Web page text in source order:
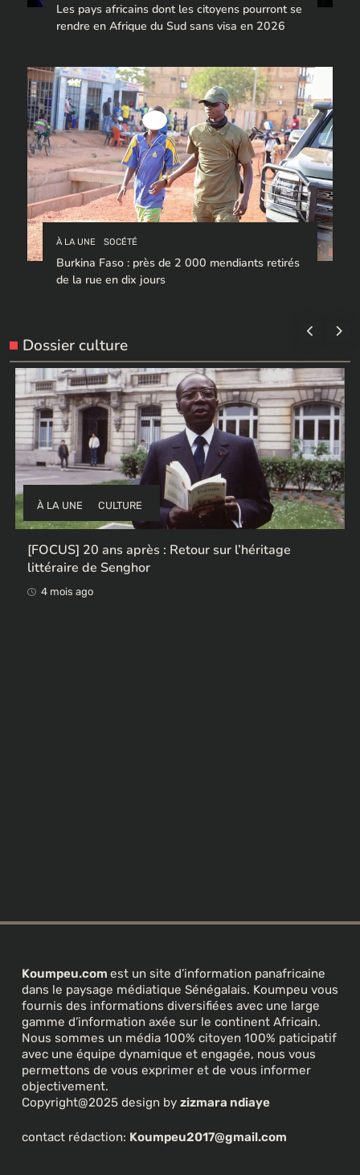
Les pays africains dont les citoyens pourront se
rendre en Afrique du Sud sans visa en 2026
À LA UNE SOCÉTÉ
Burkina Faso : près de 2 000 mendiants retirés
de la rue en dix jours
Dossier culture
À LA UNE CULTURE
Ces ex-colonisateurs européens qui rendent des
œuvres africaines pillées
Koumpeu.com est un site d’information panafricaine
dans le paysage médiatique Sénégalais. Koumpeu vous
fournis des informations diversifiées avec une large
gamme d’information axée sur le continent Africain.
Nous sommes un média 100% citoyen 100% paticipatif
avec une équipe dynamique et engagée, nous vous
permettons de vous exprimer et de vous informer
objectivement.
Copyright@2025 design by zizmara ndiaye
contact rédaction: Koumpeu2017@gmail.com